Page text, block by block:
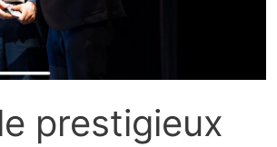
prestigieux